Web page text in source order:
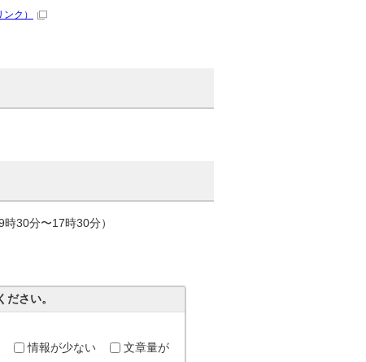
ンク）
30分〜17時30分）
さい。
情報が少ない
文章量が